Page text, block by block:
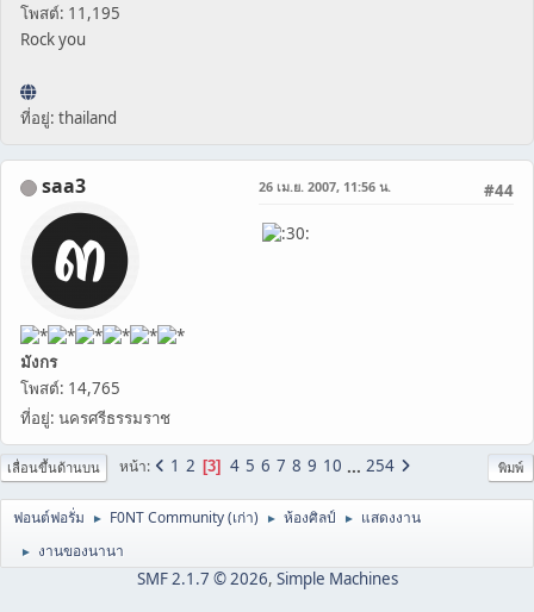
โพสต์: 11,195
Rock you
ที่อยู่: thailand
saa3
มังกร
โพสต์: 14,765
ที่อยู่: นครศรีธรรมราช
#44
26 เม.ย. 2007, 11:56 น.
พิมพ์
เลื่อนขึ้นด้านบน หน้า 1 2 3 4 5 6 7 8 9 10 ... 254
ฟอนต์ฟอรั่ม ► F0NT Community (เก่า) ► ห้องศิลป์ ► แสดงงาน
► งานของนานา
SMF 2.1.7 © 2026, Simple Machines